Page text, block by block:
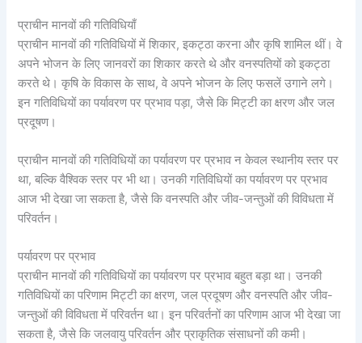
प्राचीन मानवों की गतिविधियाँ
प्राचीन मानवों की गतिविधियों में शिकार, इकट्ठा करना और कृषि शामिल थीं। वे
अपने भोजन के लिए जानवरों का शिकार करते थे और वनस्पतियों को इकट्ठा
करते थे। कृषि के विकास के साथ, वे अपने भोजन के लिए फसलें उगाने लगे।
इन गतिविधियों का पर्यावरण पर प्रभाव पड़ा, जैसे कि मिट्टी का क्षरण और जल
प्रदूषण।
प्राचीन मानवों की गतिविधियों का पर्यावरण पर प्रभाव न केवल स्थानीय स्तर पर
था, बल्कि वैश्विक स्तर पर भी था। उनकी गतिविधियों का पर्यावरण पर प्रभाव
आज भी देखा जा सकता है, जैसे कि वनस्पति और जीव-जन्तुओं की विविधता में
परिवर्तन।
पर्यावरण पर प्रभाव
प्राचीन मानवों की गतिविधियों का पर्यावरण पर प्रभाव बहुत बड़ा था। उनकी
गतिविधियों का परिणाम मिट्टी का क्षरण, जल प्रदूषण और वनस्पति और जीव-
जन्तुओं की विविधता में परिवर्तन था। इन परिवर्तनों का परिणाम आज भी देखा जा
सकता है, जैसे कि जलवायु परिवर्तन और प्राकृतिक संसाधनों की कमी।